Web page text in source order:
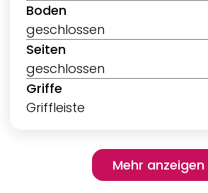
Boden
geschlossen
Seiten
geschlossen
Griffe
Griffleiste
Mehr anzeigen
Mehr anzeigen